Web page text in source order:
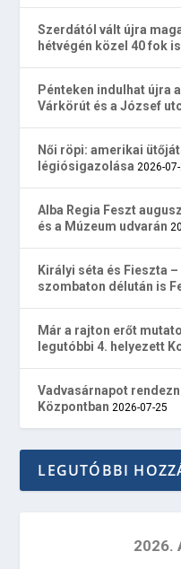
Szerdától vált újra
hétvégén közel 40 fok
Pénteken indulhat újra
Várkörút és a József
Női röpi: amerikai
légiósigazolása 2026-
Alba Regia Feszt
és a Múzeum udvarán
Királyi séta és Fieszta
szombaton délután is
Már a rajton erőt
legutóbbi 4. helyezett
Vadvasárnapot
Központban 2026-07-25
LEGUTÓBBI
2026.